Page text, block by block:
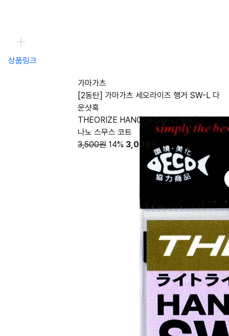
상품링크
가마가츠
[2동탄] 가마가츠 세오라이즈 행거 SW-L 다
운샷훅
THEORIZE HANGER SW-L(NSC)
나노 스무스 코트
3,500원 14% 3,000